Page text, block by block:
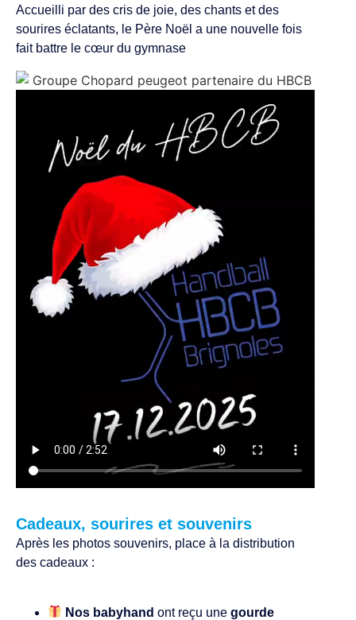
Accueilli par des cris de joie, des chants et des
sourires éclatants, le Père Noël a une nouvelle fois
fait battre le cœur du gymnase
Cadeaux, sourires et souvenirs
Après les photos souvenirs, place à la distribution
des cadeaux :
Nos babyhand ont reçu unegourde